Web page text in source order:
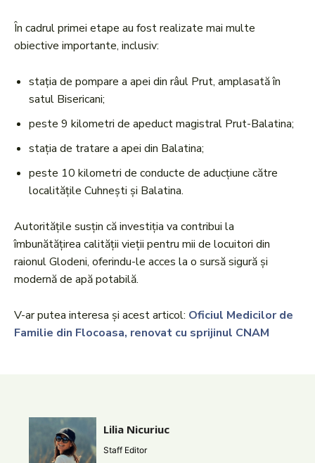
În cadrul primei etape au fost realizate mai multe
obiective importante, inclusiv:
stația de pompare a apei din râul Prut, amplasată în
satul Bisericani;
peste 9 kilometri de apeduct magistral Prut-Balatina;
stația de tratare a apei din Balatina;
peste 10 kilometri de conducte de aducțiune către
localitățile Cuhnești și Balatina.
Autoritățile susțin că investiția va contribui la
îmbunătățirea calității vieții pentru mii de locuitori din
raionul Glodeni, oferindu-le acces la o sursă sigură și
modernă de apă potabilă.
V-ar putea interesa și acest articol: Oficiul Medicilor de
Familie din Flocoasa, renovat cu sprijinul CNAM
Lilia Nicuriuc
Staff Editor